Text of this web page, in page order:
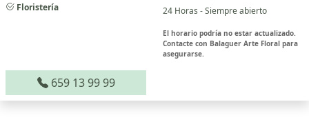
Floristería
24 Horas - Siempre abierto
El horario podría no estar actualizado.
Contacte con Balaguer Arte Floral para
asegurarse.
659 13 99 99